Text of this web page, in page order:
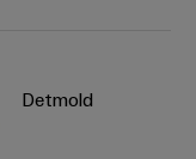
Detmold